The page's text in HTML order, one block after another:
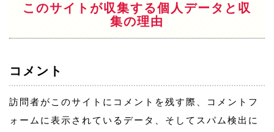
このサイトが収集する個人データと収
集の理由
コメント
訪問者がこのサイトにコメントを残す際、コメントフ
ォームに表示されているデータ、そしてスパム検出に